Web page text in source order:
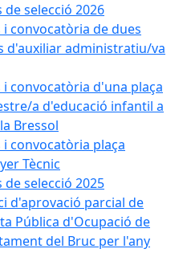
de selecció 2026
i convocatòria de dues
d'auxiliar administratiu/va
i convocatòria d'una plaça
a d'educació infantil a
Bressol
i convocatòria plaça
Tècnic
de selecció 2025
d'aprovació parcial de
Pública d'Ocupació de
del Bruc per l'any